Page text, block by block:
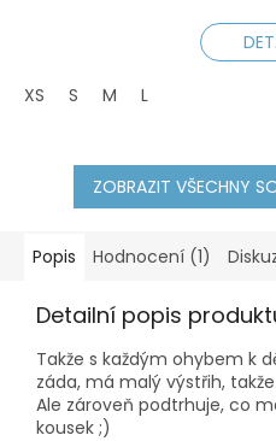
XS S M L
ZOBRAZIT VŠECHNY
Popis Hodnocení (1)
Detailní popis
Takže s každým ohybem k
záda, má malý výstřih,
Ale zároveň podtrhuje, co
kousek ;)